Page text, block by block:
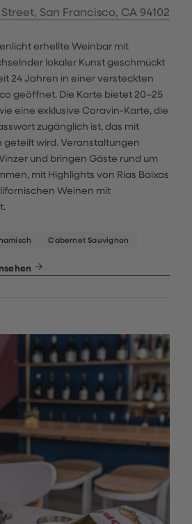
San Francisco, CA 94102
erhellte Weinbar mit
lokaler Kunst geschmückt
24 Jahren in einer versteckten
geöffnet. Die Karte bietet 20–25
eine exklusive Coravin-Karte, die
zugänglich ist, das mit
wird. Veranstaltungen
und bringen Gäste rund um
mit Highlights von Rias Baixas
Weinen mit
Cabernet Sauvignon